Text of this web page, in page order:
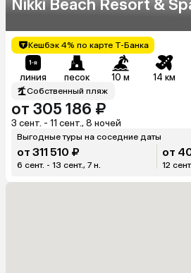
Nikki Beach Resort &
Кешбэк 4% по карте Т-Банка
линия песок 10 м 14 км
Собственный пляж
от 305 186 ₽
3 сент. - 11 сент., 8 ночей
Выгодные туры на соседние даты
от 311 510 ₽
6 сент. - 13 сент., 7 н.
от
12